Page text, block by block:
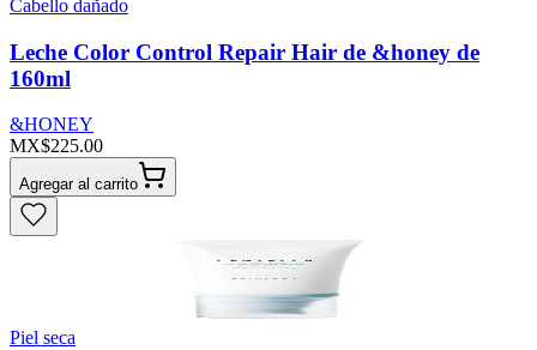
Cabello dañado
Leche Color Control Repair Hair de &honey de
160ml
&HONEY
MX$225.00
Agregar al carrito
Piel seca